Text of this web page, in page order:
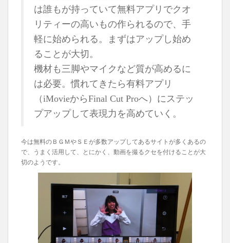
は誰もが持っていて無料アプリでクオ
リティーの高いもの作られるので、手
軽に始められる。まずはアップし始め
ることが大切。
機材も三脚やマイクなど質が高めるに
は必要。慣れてきたら有料アプリ
（iMovieからFinal Cut Proへ）にステッ
プアップして表現力を高めていく。
今は無料のＢＧＭやＳＥが多数アップしてあるサイトが多くあるの
で、うまく活用して、とにかく、動画を撮るクセを付けることが大
切のようです。